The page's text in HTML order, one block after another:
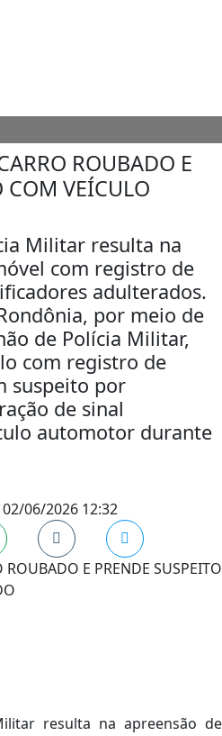
ROUBADO E
COM VEÍCULO
Militar resulta na
com registro de
adulterados.
por meio de
de Polícia Militar,
com registro de
suspeito por
de sinal
automotor durante
02/06/2026 12:32
resulta na apreensão de